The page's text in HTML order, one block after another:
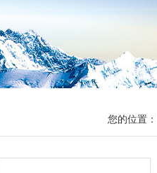
您的位置：